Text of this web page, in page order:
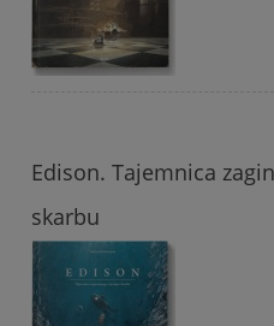
Edison. Tajemnica
skarbu